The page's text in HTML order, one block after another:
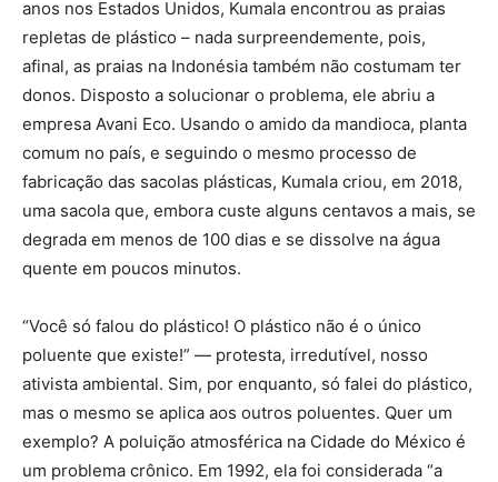
anos nos Estados Unidos, Kumala encontrou as praias
repletas de plástico – nada surpreendemente, pois,
afinal, as praias na Indonésia também não costumam ter
donos. Disposto a solucionar o problema, ele abriu a
empresa Avani Eco. Usando o amido da mandioca, planta
comum no país, e seguindo o mesmo processo de
fabricação das sacolas plásticas, Kumala criou, em 2018,
uma sacola que, embora custe alguns centavos a mais, se
degrada em menos de 100 dias e se dissolve na água
quente em poucos minutos.
“Você só falou do plástico! O plástico não é o único
poluente que existe!” — protesta, irredutível, nosso
ativista ambiental. Sim, por enquanto, só falei do plástico,
mas o mesmo se aplica aos outros poluentes. Quer um
exemplo? A poluição atmosférica na Cidade do México é
um problema crônico. Em 1992, ela foi considerada “a